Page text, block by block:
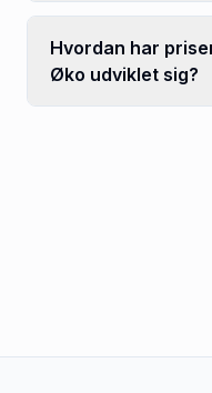
Hvordan har
Øko udviklet sig?